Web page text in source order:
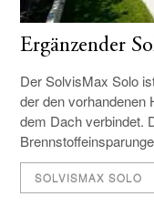
Ergänzender
Der SolvisMax Solo
der den vorhandenen
dem Dach verbindet.
SOLVISMAX SOLO